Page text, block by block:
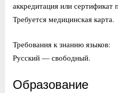
аккредитация или сертификат
Требуется медицинская карта.
Требования к знанию языков:
Русский — свободный.
Образование